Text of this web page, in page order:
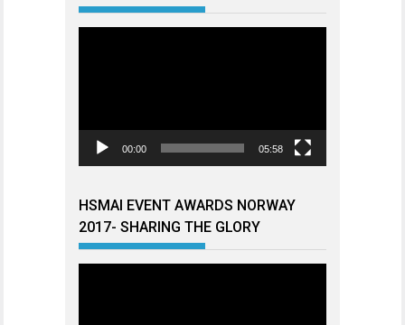
00:00 05:58
HSMAI EVENT AWARDS NORWAY
2017- SHARING THE GLORY